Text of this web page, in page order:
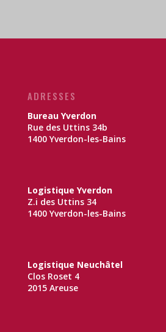
ADRESSES
Bureau Yverdon
Rue des Uttins 34b
1400 Yverdon-les-Bains
Logistique Yverdon
Z.i des Uttins 34
1400 Yverdon-les-Bains
Logistique Neuchâtel
Clos Roset 4
2015 Areuse